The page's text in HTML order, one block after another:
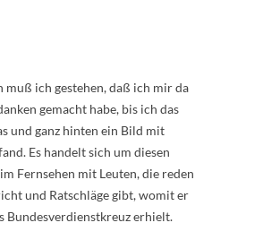
muß ich gestehen, daß ich mir da
gemacht habe, bis ich das
und ganz hinten ein Bild mit
Es handelt sich um diesen
Fernsehen mit Leuten, die reden
und Ratschläge gibt, womit er
Bundesverdienstkreuz erhielt.